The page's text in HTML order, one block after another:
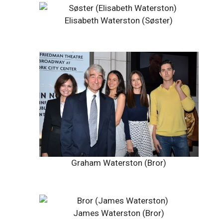
Elisabeth Waterston (Søster)
Graham Waterston (Bror)
James Waterston (Bror)